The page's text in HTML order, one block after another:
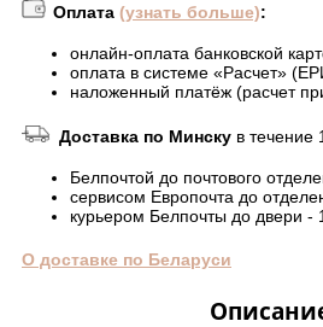
Оплата (узнать больше):
онлайн-оплата банковской
оплата в системе «Расчет»
наложенный платёж (расчет
Доставка по Минску в течение
Белпочтой до почтового
сервисом Европочта до
курьером Белпочты до двери -
О доставке по Беларуси